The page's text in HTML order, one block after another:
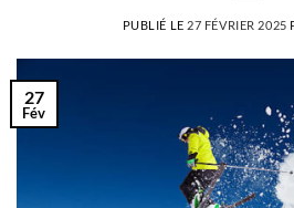
PUBLIÉ LE 27 FÉVRIER 2025
27
Fév